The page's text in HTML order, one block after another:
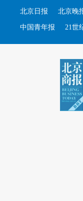
北京日报 北京晚
中国青年报 21世